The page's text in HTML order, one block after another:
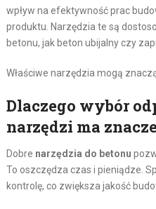
wpływ na efektywność prac
produktu. Narzędzia te są
betonu, jak beton ubijalny czy
Właściwe narzędzia mogą
Dlaczego wybór
narzędzi ma
Dobre narzędzia do betonu
To oszczędza czas i pieniądze.
kontrolę, co zwiększa jakość